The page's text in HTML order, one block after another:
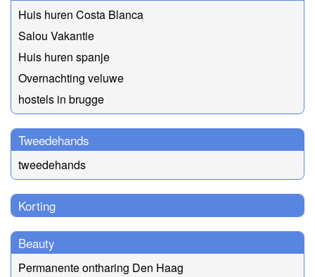
Huis huren Costa Blanca
Salou Vakantie
Huis huren spanje
Overnachting veluwe
hostels in brugge
Tweedehands
tweedehands
Korting
Beauty
Permanente ontharing Den Haag